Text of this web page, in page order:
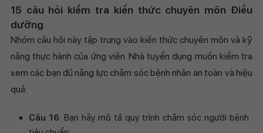
15 câu hỏi kiểm tra kiến thức chuyên môn Điều
dưỡng
Nhóm câu hỏi này tập trung vào kiến thức chuyên môn và kỹ
năng thực hành của ứng viên. Nhà tuyển dụng muốn kiểm tra
xem các bạn đủ năng lực chăm sóc bệnh nhân an toàn và hiệu
quả:
Câu 16: Bạn hãy mô tả quy trình chăm sóc người bệnh